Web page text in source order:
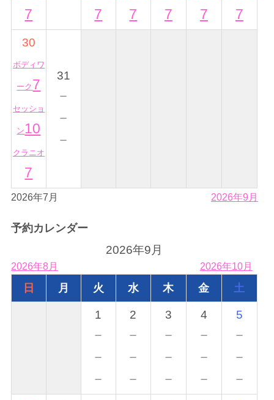
7 7 7 7 7 7
30
ボディワ
ーク 7
セッショ
ン10
クラニオ
7
31
－
－
－
2026年7月 2026年9月
予約カレンダー
2026年9月
2026年8月 2026年10月
日 月 火 水 木 金 土
1
－
－
－
2
－
－
－
3
－
－
－
4
－
－
－
5
－
－
－